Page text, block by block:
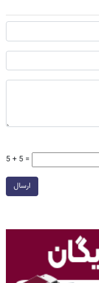
5 + 5 =
ارسال